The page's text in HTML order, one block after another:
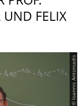
UND FELIX
© Ioannis Antoniadis